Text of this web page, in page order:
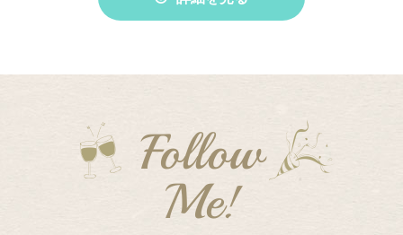
Follow
Me!